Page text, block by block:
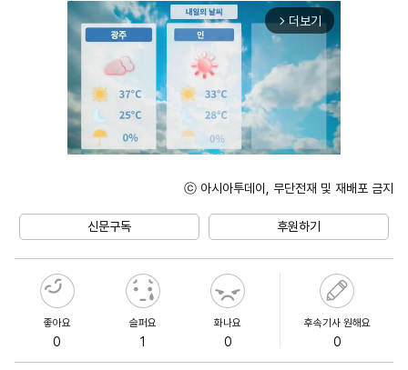
arrow_forward_ios 더보기
ⓒ 아시아투데이, 무단전재 및 재배포 금지
신문구독 후원하기
좋아요
0
슬퍼요
1
화나요
0
후속기사 원해요
0